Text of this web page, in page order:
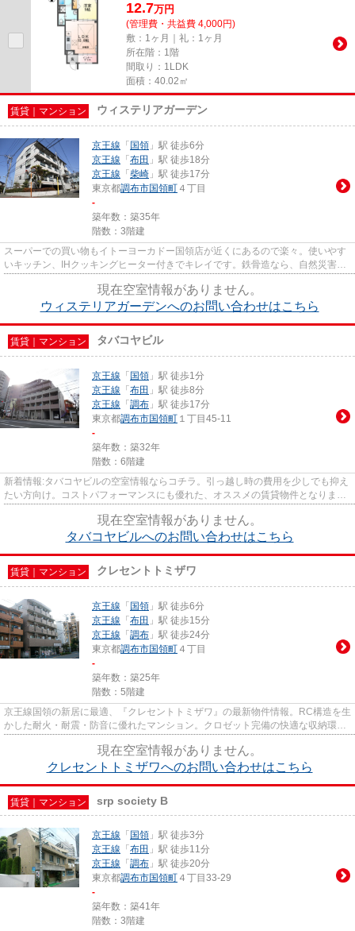
12.7万円
(管理費・共益費 4,000円)
敷：1ヶ月｜礼：1ヶ月
所在階：1階
間取り：1LDK
面積：40.02㎡
賃貸｜マンション ウィステリアガーデン
京王線 「 国領 」駅 徒歩6分
京王線 「 布田 」駅 徒歩18分
京王線 「 柴崎 」駅 徒歩17分
東京都調布市国領町 ４丁目
-
築年数：築35年
階数：3階建
スーパーでの買い物もイトーヨーカドー国領店が近くにあるので楽々。使いやす
いキッチン、IHクッキングヒーター付きでキレイです。鉄骨造なら、自然災害時
現在空室情報がありません。
ウィステリアガーデンへのお問い合わせはこちら
賃貸｜マンション タバコヤビル
京王線 「 国領 」駅 徒歩1分
京王線 「 布田 」駅 徒歩8分
京王線 「 調布 」駅 徒歩17分
東京都調布市国領町 １丁目45-11
-
築年数：築32年
階数：6階建
新着情報:タバコヤビルの空室情報ならコチラ。引っ越し時の費用を少しでも抑え
たい方向け。コストパフォーマンスにも優れた、オススメの賃貸物件となりま
現在空室情報がありません。
タバコヤビルへのお問い合わせはこちら
賃貸｜マンション クレセントトミザワ
京王線 「 国領 」駅 徒歩6分
京王線 「 布田 」駅 徒歩15分
京王線 「 調布 」駅 徒歩24分
東京都調布市国領町 ４丁目
-
築年数：築25年
階数：5階建
京王線国領の新居に最適、『クレセントトミザワ』の最新物件情報。RC構造を生
かした耐火・耐震・防音に優れたマンション。クロゼット完備の快適な収納環境
現在空室情報がありません。
クレセントトミザワへのお問い合わせはこちら
賃貸｜マンション srp society B
京王線 「 国領 」駅 徒歩3分
京王線 「 布田 」駅 徒歩11分
京王線 「 調布 」駅 徒歩20分
東京都調布市国領町 ４丁目33-29
-
築年数：築41年
階数：3階建